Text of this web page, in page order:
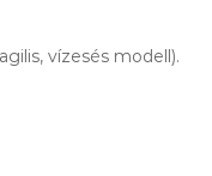
vízesés modell).